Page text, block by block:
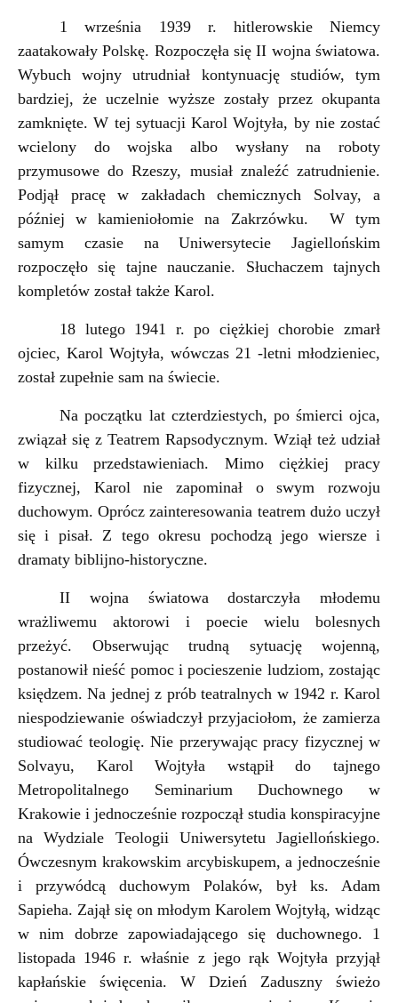
1 września 1939 r. hitlerowskie Niemcy
zaatakowały Polskę. Rozpoczęła się II wojna światowa.
Wybuch wojny utrudniał kontynuację studiów, tym
bardziej, że uczelnie wyższe zostały przez okupanta
zamknięte. W tej sytuacji Karol Wojtyła, by nie zostać
wcielony do wojska albo wysłany na roboty
przymusowe do Rzeszy, musiał znaleźć zatrudnienie.
Podjął pracę w zakładach chemicznych Solvay, a
później w kamieniołomie na Zakrzówku. W tym
samym czasie na Uniwersytecie Jagiellońskim
rozpoczęło się tajne nauczanie. Słuchaczem tajnych
kompletów został także Karol.
18 lutego 1941 r. po ciężkiej chorobie zmarł
ojciec, Karol Wojtyła, wówczas 21 -letni młodzieniec,
został zupełnie sam na świecie.
Na początku lat czterdziestych, po śmierci ojca,
związał się z Teatrem Rapsodycznym. Wziął też udział
w kilku przedstawieniach. Mimo ciężkiej pracy
fizycznej, Karol nie zapominał o swym rozwoju
duchowym. Oprócz zainteresowania teatrem dużo uczył
się i pisał. Z tego okresu pochodzą jego wiersze i
dramaty biblijno-historyczne.
II wojna światowa dostarczyła młodemu
wrażliwemu aktorowi i poecie wielu bolesnych
przeżyć. Obserwując trudną sytuację wojenną,
postanowił nieść pomoc i pocieszenie ludziom, zostając
księdzem. Na jednej z prób teatralnych w 1942 r. Karol
niespodziewanie oświadczył przyjaciołom, że zamierza
studiować teologię. Nie przerywając pracy fizycznej w
Solvayu, Karol Wojtyła wstąpił do tajnego
Metropolitalnego Seminarium Duchownego w
Krakowie i jednocześnie rozpoczął studia konspiracyjne
na Wydziale Teologii Uniwersytetu Jagiellońskiego.
Ówczesnym krakowskim arcybiskupem, a jednocześnie
i przywódcą duchowym Polaków, był ks. Adam
Sapieha. Zajął się on młodym Karolem Wojtyłą, widząc
w nim dobrze zapowiadającego się duchownego. 1
listopada 1946 r. właśnie z jego rąk Wojtyła przyjął
kapłańskie święcenia. W Dzień Zaduszny świeżo